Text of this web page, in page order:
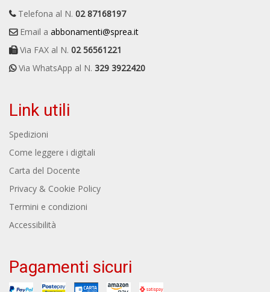
Telefona al N. 02 87168197
Email a abbonamenti@sprea.it
Via FAX al N. 02 56561221
Via WhatsApp al N. 329 3922420
Link utili
Spedizioni
Come leggere i digitali
Carta del Docente
Privacy & Cookie Policy
Termini e condizioni
Accessibilità
Pagamenti sicuri